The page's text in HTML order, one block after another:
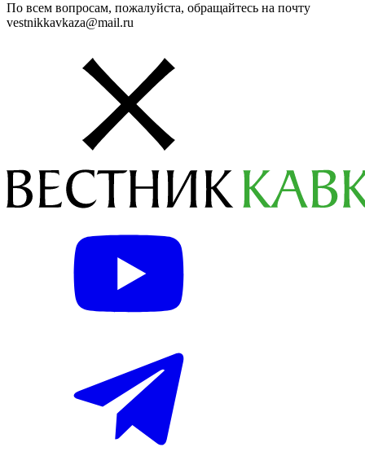
По всем вопросам, пожалуйста, обращайтесь на почту
vestnikkavkaza@mail.ru